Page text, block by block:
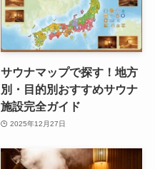
サウナマップで探す！地方
別・目的別おすすめサウナ
施設完全ガイド
2025年12月27日